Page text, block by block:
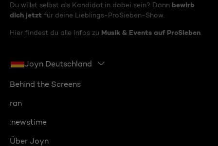
Du willst selbst als Kandidat:in dabei sein? Dann bewirb
dich jetzt für deine Lieblings-ProSieben-Show.
Hier findest du alle Infos zu Musik & Events auf ProSieben
Joyn Deutschland
Behind the Screens
ran
:newstime
Über Joyn